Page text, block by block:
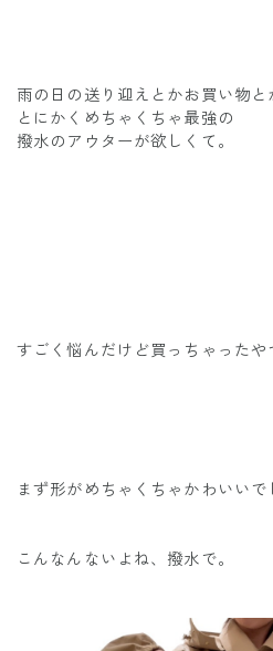
雨の日の送り迎えとかお買い物と
とにかくめちゃくちゃ最強の
撥水のアウターが欲しくて。
すごく悩んだけど買っちゃったや
まず形がめちゃくちゃかわいいで
こんなんないよね、撥水で。